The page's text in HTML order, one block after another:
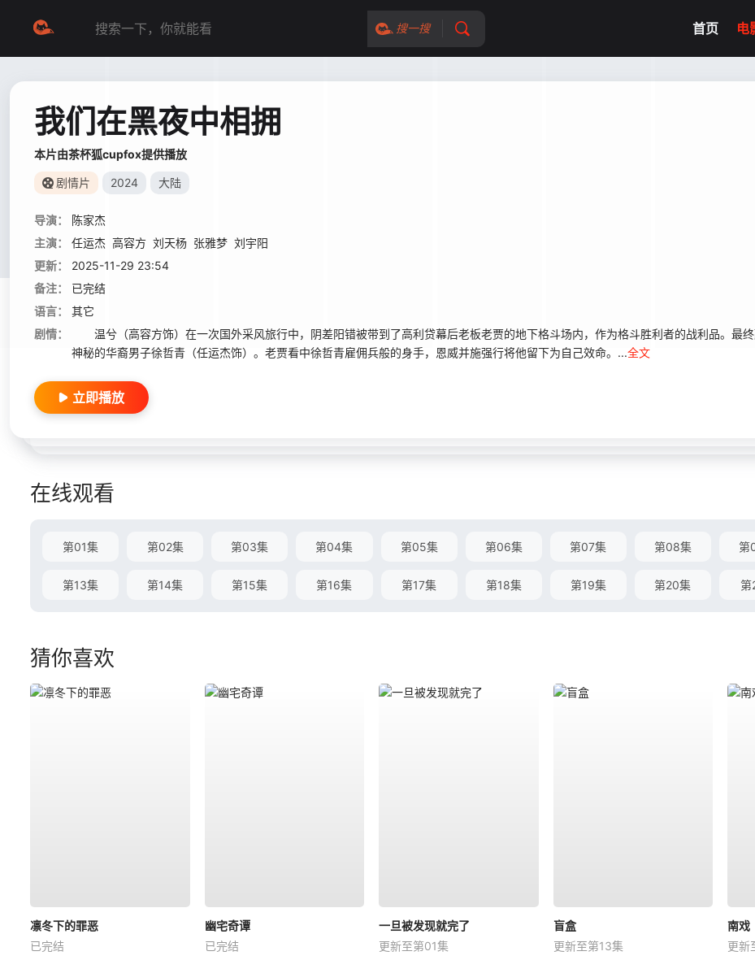
搜一搜 首页 电
我们在黑夜中相拥
本片由茶杯狐cupfox提供播放
剧情片 2024 大陆
导演：
陈家杰
主演：
任运杰 高容方 刘天杨 张雅梦 刘宇阳
更新：
2025-11-29 23:54
备注：
已完结
语言：
其它
剧情：
温兮（高容方饰）在一次国外采风旅行中，阴差阳错被带到了高利贷幕后老板老贾的地下格斗场内，作为格斗胜利者的战利品。最
神秘的华裔男子徐哲青（任运杰饰）。老贾看中徐哲青雇佣兵般的身手，恩威并施强行将他留下为自己效命。...全文
立即播放
在线观看
第01集 第02集 第03集 第04集 第05集 第06集 第07集 第08集 第
第13集 第14集 第15集 第16集 第17集 第18集 第19集 第20集 第
猜你喜欢
凛冬下的罪恶
已完结
幽宅奇谭
已完结
一旦被发现就完了
更新至第01集
盲盒
更新至第13集
南戏
更新